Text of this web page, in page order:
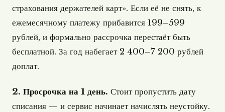
страхования держателей карт». Если её не снять, к
ежемесячному платежу прибавится 199–599
рублей, и формально рассрочка перестаёт быть
бесплатной. За год набегает 2 400–7 200 рублей
доплат.
2. Просрочка на 1 день. Стоит пропустить дату
списания — и сервис начинает начислять неустойку.